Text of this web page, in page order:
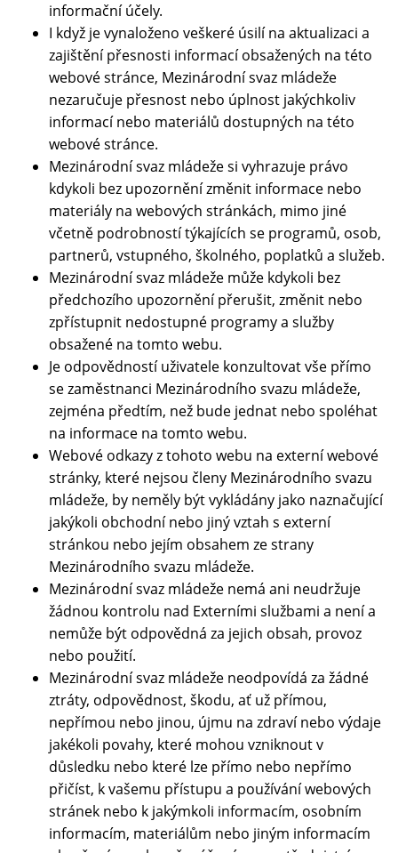
informační účely.
I když je vynaloženo veškeré úsilí na aktualizaci a
zajištění přesnosti informací obsažených na této
webové stránce, Mezinárodní svaz mládeže
nezaručuje přesnost nebo úplnost jakýchkoliv
informací nebo materiálů dostupných na této
webové stránce.
Mezinárodní svaz mládeže si vyhrazuje právo
kdykoli bez upozornění změnit informace nebo
materiály na webových stránkách, mimo jiné
včetně podrobností týkajících se programů, osob,
partnerů, vstupného, ​​školného, ​​poplatků a služeb.
Mezinárodní svaz mládeže může kdykoli bez
předchozího upozornění přerušit, změnit nebo
zpřístupnit nedostupné programy a služby
obsažené na tomto webu.
Je odpovědností uživatele konzultovat vše přímo
se zaměstnanci Mezinárodního svazu mládeže,
zejména předtím, než bude jednat nebo spoléhat
na informace na tomto webu.
Webové odkazy z tohoto webu na externí webové
stránky, které nejsou členy Mezinárodního svazu
mládeže, by neměly být vykládány jako naznačující
jakýkoli obchodní nebo jiný vztah s externí
stránkou nebo jejím obsahem ze strany
Mezinárodního svazu mládeže.
Mezinárodní svaz mládeže nemá ani neudržuje
žádnou kontrolu nad Externími službami a není a
nemůže být odpovědná za jejich obsah, provoz
nebo použití.
Mezinárodní svaz mládeže neodpovídá za žádné
ztráty, odpovědnost, škodu, ať už přímou,
nepřímou nebo jinou, újmu na zdraví nebo výdaje
jakékoli povahy, které mohou vzniknout v
důsledku nebo které lze přímo nebo nepřímo
přičíst, k vašemu přístupu a používání webových
stránek nebo k jakýmkoli informacím, osobním
informacím, materiálům nebo jiným informacím